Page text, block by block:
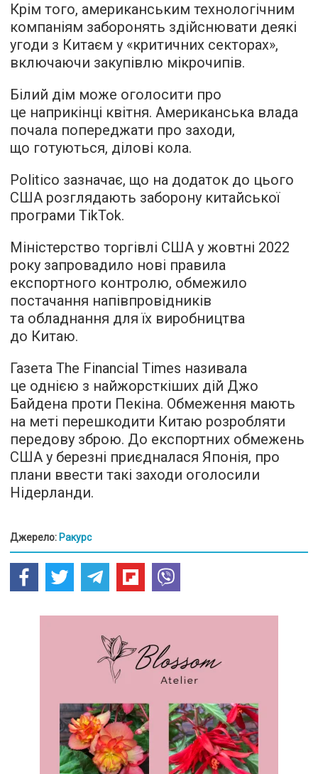
Крім того, американським технологічним
компаніям заборонять здійснювати деякі
угоди з Китаєм у «критичних секторах»,
включаючи закупівлю мікрочипів.
Білий дім може оголосити про
це наприкінці квітня. Американська влада
почала попереджати про заходи,
що готуються, ділові кола.
Politico зазначає, що на додаток до цього
США розглядають заборону китайської
програми TikTok.
Міністерство торгівлі США у жовтні 2022
року запровадило нові правила
експортного контролю, обмежило
постачання напівпровідників
та обладнання для їх виробництва
до Китаю.
Газета The Financial Times називала
це однією з найжорсткіших дій Джо
Байдена проти Пекіна. Обмеження мають
на меті перешкодити Китаю розробляти
передову зброю. До експортних обмежень
США у березні приєдналася Японія, про
плани ввести такі заходи оголосили
Нідерланди.
Джерело: Ракурс